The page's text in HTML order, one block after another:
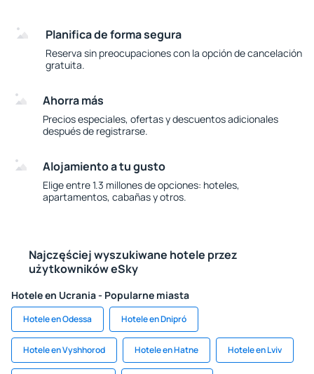
Planifica de forma segura
Reserva sin preocupaciones con la opción de cancelación
gratuita.
Ahorra más
Precios especiales, ofertas y descuentos adicionales
después de registrarse.
Alojamiento a tu gusto
Elige entre 1.3 millones de opciones: hoteles,
apartamentos, cabañas y otros.
Najczęściej wyszukiwane hotele przez
użytkowników eSky
Hotele en Ucrania - Popularne miasta
Hotele en Odessa Hotele en Dnipró
Hotele en Vyshhorod Hotele en Hatne Hotele en Lviv